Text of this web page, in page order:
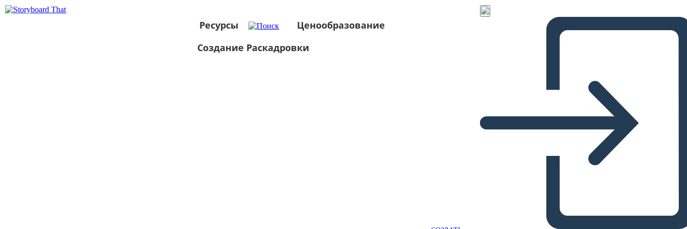
Ресурсы
Ценообразование
Создание Раскадровки